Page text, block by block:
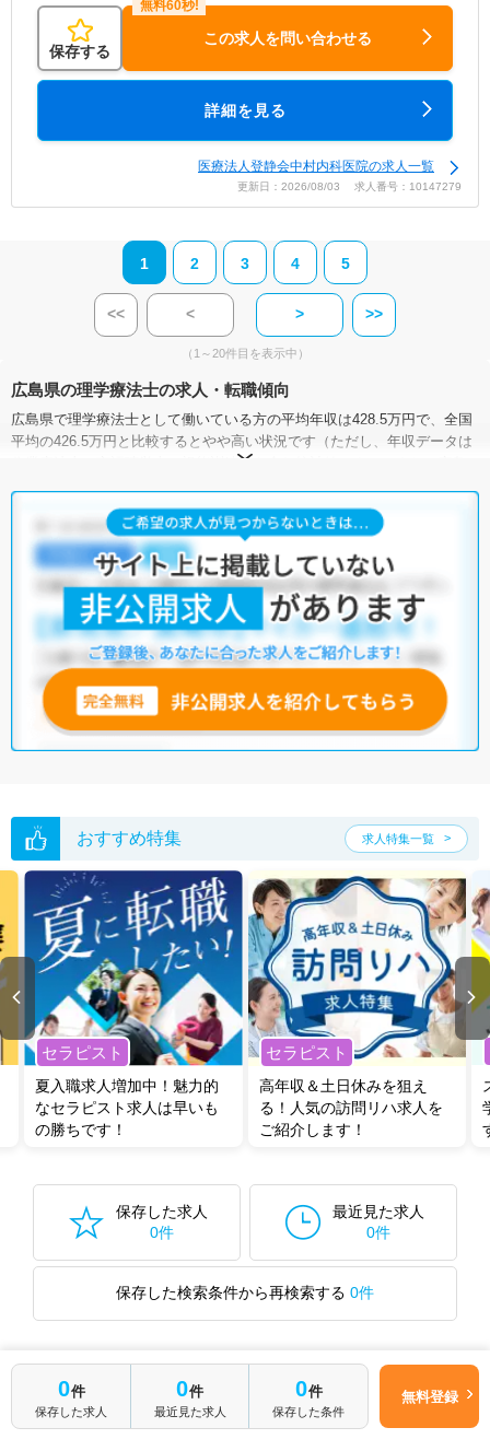
保存する
この求人を問い合わせる
詳細を見る
医療法人登静会中村内科医院の求人一覧
更新日：2026/08/03 求人番号：10147279
1 2 3 4 5
<< < > >>
（1～20件目を表示中）
広島県の理学療法士の求人・転職傾向
広島県で理学療法士として働いている方の平均年収は428.5万円で、全国
平均の426.5万円と比較するとやや高い状況です（ただし、年収データは
作業療法士・言語聴覚士・視能訓練士を含む統計値です）。また、広島
理学療法士の有効求人倍率は、全国平均が4.13倍なのに対して、広島県は
3.98倍。やや低い傾向にあります。一方で、広島県には病院が234施設、
クリニックが2,199施設、介護施設が5,020施設あり、理学療法士として働
ける施設数が豊富です。さまざまな求人の中から、ぜひ自分の条件に合
った職場を探してみてください。
マイナビコメディカルには、【車通勤可】【駅から徒歩10分以内】【残
業少なめ】など、充実した理学療法士の求人がそろっています。さら
に、マイナビコメディカルでは、限定求人や非公開求人のご紹介も可能
です。お気軽にご相談ください。
※各種数字情報は2022年9月 マイナビ調べによる
サイト上に掲載されている求人の他に、
転職支援サービスにお申し込みいただくと、全求人からご希望条件に合
う求人を提案させていただきます。
広島県の理学療法士求人では以下のような条件が人気です。
土日祝休・積極採用中・新卒OK・正社員(正職員)・ 病院・
クリニック・ 介護福祉施設・ 訪問リハビリ(在宅医療) ・小児リハビ
・保育園・ 整骨院・
他の条件でも人気の求人がございますので、「こだわり条件」から検索
いただくか、お気軽にお問い合わせください。
全国の理学療法士求人から検索いただくことも可能です。
無料転職支援サービス
にお申し込みいただくと、ご希望条件をヒアリン
グした上で求人をご提案いたします。
ご希望条件がまだ定まっていない方は
人気の希望条件をピックアップし
転職支援の他、情報収集や募集状況の確認も、お気軽にご相談くださ
おすすめ特集 求人特集一覧
セラピスト
夏入職求人増加中！魅力的
なセラピスト求人は早いも
の勝ちです！
セラピスト
高年収＆土日休みを狙え
る！人気の訪問リハ求人を
ご紹介します！
保存した求人
0件
最近見た求人
0件
保存した検索条件から再検索する 0件
最近見た求人
0件
保存した求人
0件
最近見た求人
0件
保存した条件
無料登録